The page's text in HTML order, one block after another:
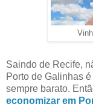
Saindo de Recife,
Porto de Galinhas
sempre barato.
economizar em